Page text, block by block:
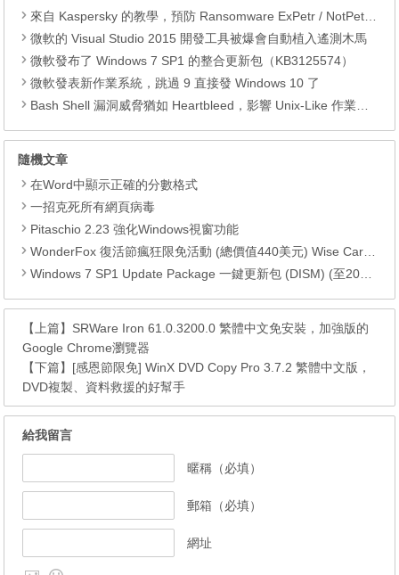
來自 Kaspersky 的教學，預防 Ransomware ExPetr / NotPetya 勒索軟件突襲
微軟的 Visual Studio 2015 開發工具被爆會自動植入遙測木馬
微軟發布了 Windows 7 SP1 的整合更新包（KB3125574）
微軟發表新作業系統，跳過 9 直接發 Windows 10 了
Bash Shell 漏洞威脅猶如 Heartbleed，影響 Unix-Like 作業系統
隨機文章
在Word中顯示正確的分數格式
一招克死所有網頁病毒
Pitaschio 2.23 強化Windows視窗功能
WonderFox 復活節瘋狂限免活動 (總價值440美元) Wise Care 365 Pro、AOMEI Partition Assistant Pro、MiniTool Power Data Recovery……
Windows 7 SP1 Update Package 一鍵更新包 (DISM) (至2018.02)
【上篇】 SRWare Iron 61.0.3200.0 繁體中文免安裝，加強版的
Google Chrome瀏覽器
【下篇】 [感恩節限免] WinX DVD Copy Pro 3.7.2 繁體中文版，
DVD複製、資料救援的好幫手
給我留言
暱稱（必填）
郵箱（必填）
網址